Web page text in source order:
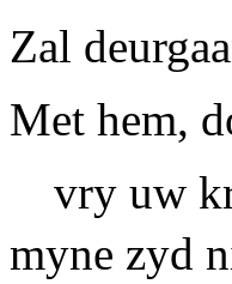
Zal
Met hem,
vry uw
myne zyd